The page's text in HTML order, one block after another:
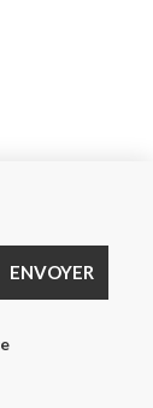
ENVOYER